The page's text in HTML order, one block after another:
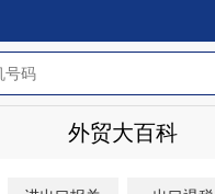
外贸大百科